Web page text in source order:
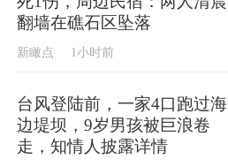
翻墙在礁石区坠落
新瞰点 1小时前
台风登陆前，一家4口跑过海
边堤坝，9岁男孩被巨浪卷
走，知情人披露详情